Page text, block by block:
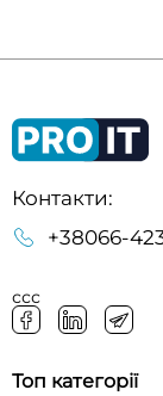
Контакти:
+38066-
ссс
Топ категорії